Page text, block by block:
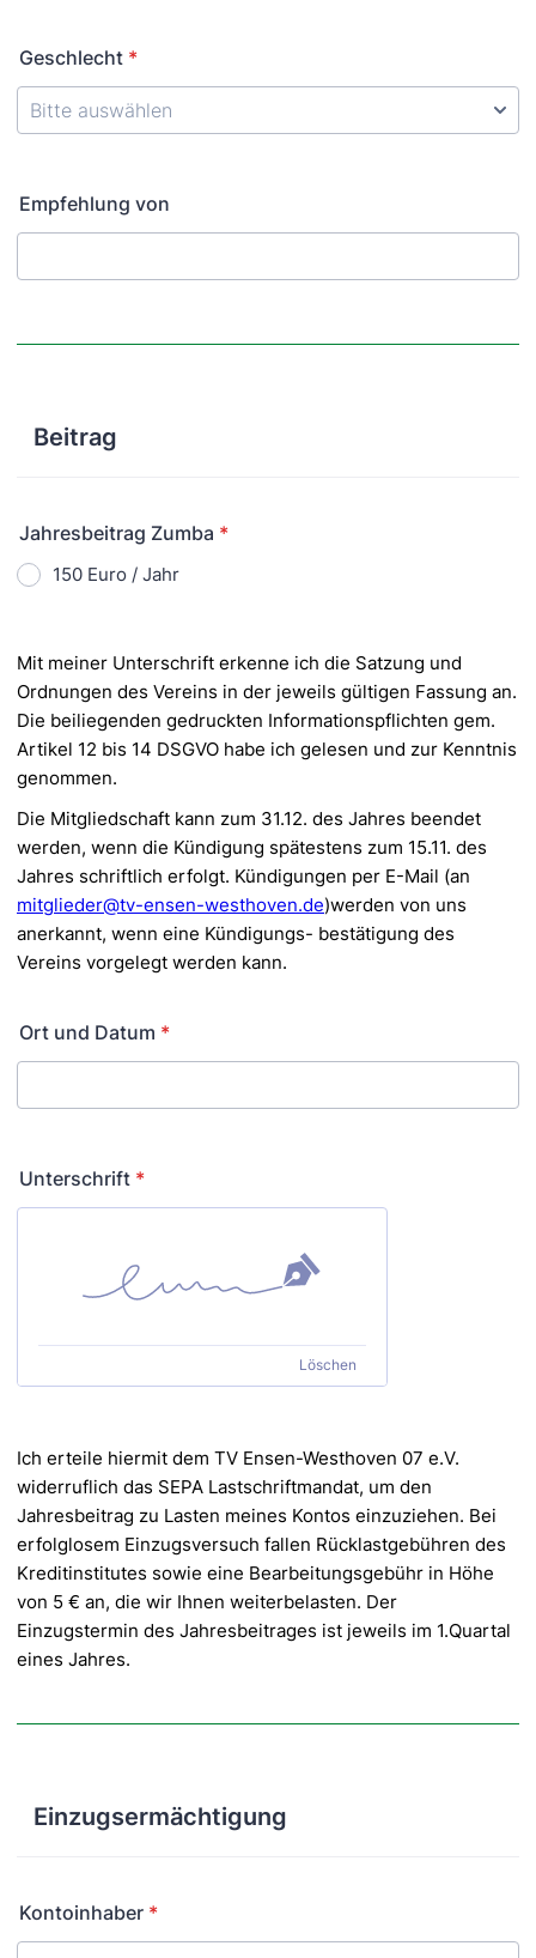
Geschlecht *
Empfehlung von
Beitrag
Jahresbeitrag Zumba *
150 Euro / Jahr
Mit meiner Unterschrift erkenne ich die Satzung und
Ordnungen des Vereins in der jeweils gültigen Fassung an.
Die beiliegenden gedruckten Informationspflichten gem.
Artikel 12 bis 14 DSGVO habe ich gelesen und zur Kenntnis
genommen.
Die Mitgliedschaft kann zum 31.12. des Jahres beendet
werden, wenn die Kündigung spätestens zum 15.11. des
Jahres schriftlich erfolgt. Kündigungen per E-Mail (an
mitglieder@tv-ensen-westhoven.de)werden von uns
anerkannt, wenn eine Kündigungs- bestätigung des
Vereins vorgelegt werden kann.
Ort und Datum *
Unterschrift *
Löschen
Ich erteile hiermit dem TV Ensen-Westhoven 07 e.V.
widerruflich das SEPA Lastschriftmandat, um den
Jahresbeitrag zu Lasten meines Kontos einzuziehen. Bei
erfolglosem Einzugsversuch fallen Rücklastgebühren des
Kreditinstitutes sowie eine Bearbeitungsgebühr in Höhe
von 5 € an, die wir Ihnen weiterbelasten. Der
Einzugstermin des Jahresbeitrages ist jeweils im 1.Quartal
eines Jahres.
Einzugsermächtigung
Kontoinhaber *